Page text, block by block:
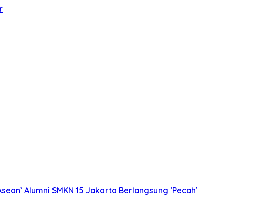
Alumni SMKN 15 Jakarta Berlangsung ‘Pecah’